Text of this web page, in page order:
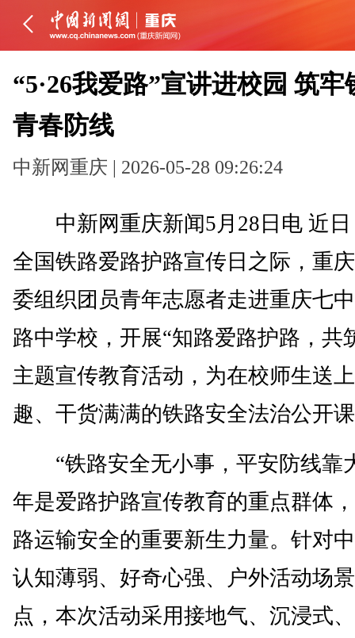
“5·26我爱路”宣讲进校园 筑
青春防线
中新网重庆 | 2026-05-28 09:26:24
中新网重庆新闻5月28日电 近日
全国铁路爱路护路宣传日之际，重
委组织团员青年志愿者走进重庆七
路中学校，开展“知路爱路护路，共
主题宣传教育活动，为在校师生送
趣、干货满满的铁路安全法治公开
“铁路安全无小事，平安防线靠
年是爱路护路宣传教育的重点群体
路运输安全的重要新生力量。针对
认知薄弱、好奇心强、户外活动场
点，本次活动采用接地气、沉浸式